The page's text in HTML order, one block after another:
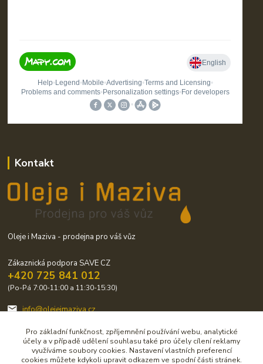
Kontakt
Oleje i Maziva - prodejna pro váš vůz
Zákaznická podpora SAVE CZ
+420 725 841 012
(Po-Pá 7:00-11:00 a 11:30-15:30)
info@olejeimaziva.cz
Pro základní funkčnost, zpříjemnění používání webu, analytické
účely a v případě udělení souhlasu také pro účely cílení reklamy
využíváme soubory cookies. Nastavení vlastních preferencí
cookies můžete kdykoli upravit odkazem ve spodní části stránek.